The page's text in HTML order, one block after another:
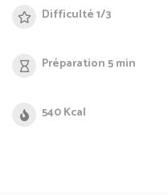
Difficulté 1/3
Préparation 5 min
540 Kcal